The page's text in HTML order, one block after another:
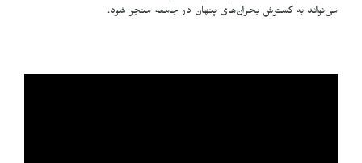
می‌تواند به گسترش بحران‌های پنهان در جامعه منجر شود.